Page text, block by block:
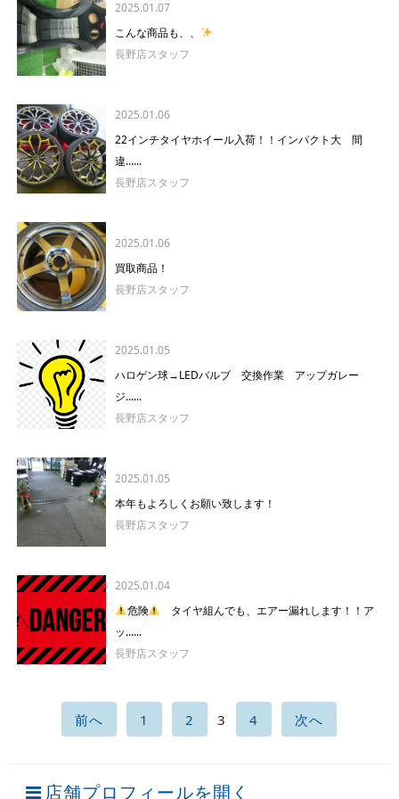
2025.01.07
こんな商品も、、
長野店スタッフ
2025.01.06
22インチタイヤホイール入荷！！インパクト大 間
違......
長野店スタッフ
2025.01.06
買取商品！
長野店スタッフ
2025.01.05
ハロゲン球→LEDバルブ 交換作業 アップガレー
ジ......
長野店スタッフ
2025.01.05
本年もよろしくお願い致します！
長野店スタッフ
2025.01.04
危険
タイヤ組んでも、エアー漏れします！！ア
ッ......
長野店スタッフ
前へ 1 2 3 4 次へ
店舗プロフィールを開く